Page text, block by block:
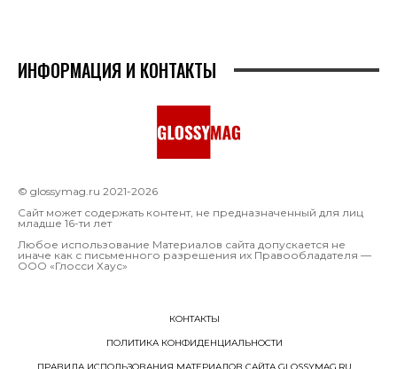
ИНФОРМАЦИЯ И КОНТАКТЫ
© glossymag.ru 2021-2026
Сайт может содержать контент, не предназначенный для лиц
младше 16-ти лет
Любое использование Материалов сайта допускается не
иначе как с письменного разрешения их Правообладателя —
OOO «Глосси Хаус»
КОНТАКТЫ
ПОЛИТИКА КОНФИДЕНЦИАЛЬНОСТИ
ПРАВИЛА ИСПОЛЬЗОВАНИЯ МАТЕРИАЛОВ САЙТА GLOSSYMAG.RU